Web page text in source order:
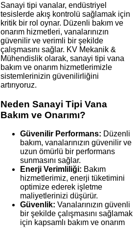
Sanayi tipi vanalar, endüstriyel
tesislerde akış kontrolü sağlamak için
kritik bir rol oynar. Düzenli bakım ve
onarım hizmetleri, vanalarınızın
güvenilir ve verimli bir şekilde
çalışmasını sağlar. KV Mekanik &
Mühendislik olarak, sanayi tipi vana
bakım ve onarım hizmetlerimizle
sistemlerinizin güvenilirliğini
artırıyoruz.
Neden Sanayi Tipi Vana
Bakım ve Onarımı?
Güvenilir Performans: Düzenli
bakım, vanalarınızın güvenilir ve
uzun ömürlü bir performans
sunmasını sağlar.
Enerji Verimliliği: Bakım
hizmetlerimiz, enerji tüketimini
optimize ederek işletme
maliyetlerinizi düşürür.
Güvenlik: Vanalarınızın güvenli
bir şekilde çalışmasını sağlamak
için kapsamlı bakım ve onarım